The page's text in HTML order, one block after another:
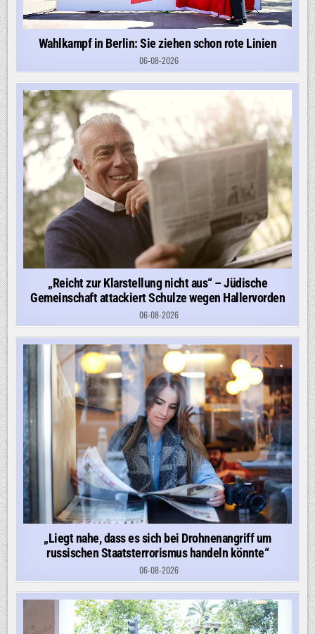
Wahlkampf in Berlin: Sie ziehen schon rote Linien
06-08-2026
„Reicht zur Klarstellung nicht aus“ – Jüdische
Gemeinschaft attackiert Schulze wegen Hallervorden
06-08-2026
„Liegt nahe, dass es sich bei Drohnenangriff um
russischen Staatsterrorismus handeln könnte“
06-08-2026